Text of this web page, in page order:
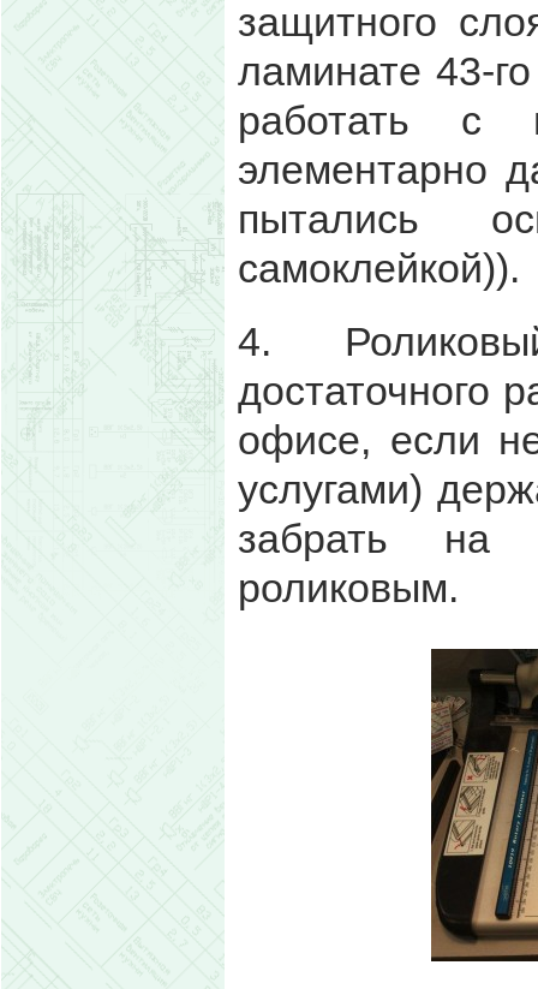
защитного
ламинате 43-
работать с
элементарно
пытались
самоклейкой)).
4.
достаточного
офисе, если
услугами)
забрать на
роликовым.